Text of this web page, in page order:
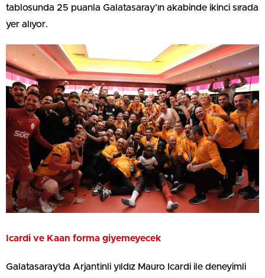
tablosunda 25 puanla Galatasaray’ın akabinde ikinci sırada
yer alıyor.
Icardi ve Kaan forma giyemeyecek
Galatasaray’da Arjantinli yıldız Mauro Icardi ile deneyimli